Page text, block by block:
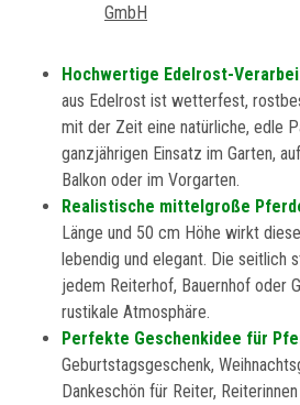
Hochwertige Edelrost-
aus Edelrost ist wetterfest,
mit der Zeit eine natürliche, edle
ganzjährigen Einsatz im Garten,
Balkon oder im Vorgarten.
Realistische mittelgroße
Länge und 50 cm Höhe wirkt
lebendig und elegant. Die seitlich
jedem Reiterhof, Bauernhof oder
rustikale Atmosphäre.
Perfekte Geschenkidee für
Geburtstagsgeschenk,
Dankeschön für Reiter,